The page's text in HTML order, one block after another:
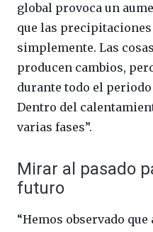
global provoca un
que las
simplemente. Las
producen cambios,
durante todo el
Dentro del
varias fases”.
Mirar al pasado
futuro
“Hemos observado